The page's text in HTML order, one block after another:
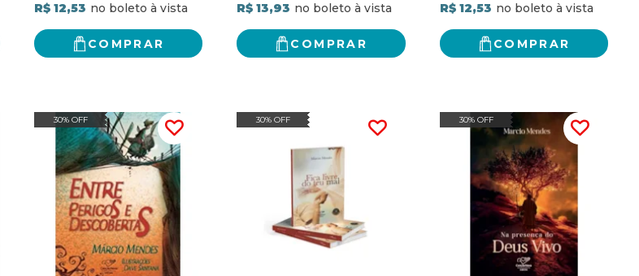
R$ 12,53
COMPRAR
R$ 13,93
COMPRAR
R$ 12,53
COMPRAR
30% OFF 30% OFF 30% OFF